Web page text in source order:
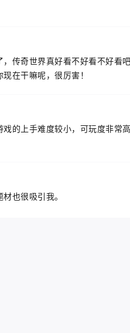
传奇世界真好看不好看不好看
在干嘛呢，很厉害！
的上手难度较小，可玩度非常
也很吸引我。